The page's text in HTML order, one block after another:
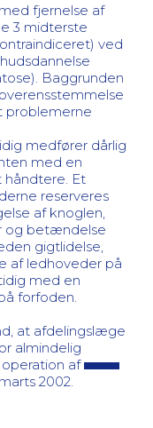
fjernelse af
3 midterste
ved
Baggrunden
problemerne
medfører dårlig
med en
håndtere. Et
reserveres
af knoglen,
og betændelse
gigtlidelse,
af ledhoveder på
med en
forfoden.
at afdelingslæge
almindelig
af
2002.